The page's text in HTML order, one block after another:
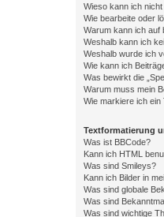
Wieso kann ich
Wie bearbeite oder
Warum kann ich auf
Weshalb kann ich
Weshalb wurde ich
Wie kann ich
Was bewirkt die
Warum muss mein
Wie markiere ich ein
Textformatierung
Was ist BBCode?
Kann ich HTML
Was sind Smileys?
Kann ich Bilder in
Was sind globale
Was sind
Was sind wichtige